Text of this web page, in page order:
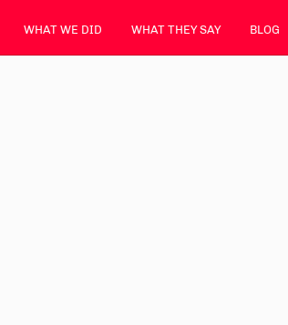
WHAT WE DID WHAT THEY SAY BLOG